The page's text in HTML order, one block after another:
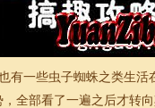
有一些虫子蜘蛛之类生
全部看了一遍之后才转